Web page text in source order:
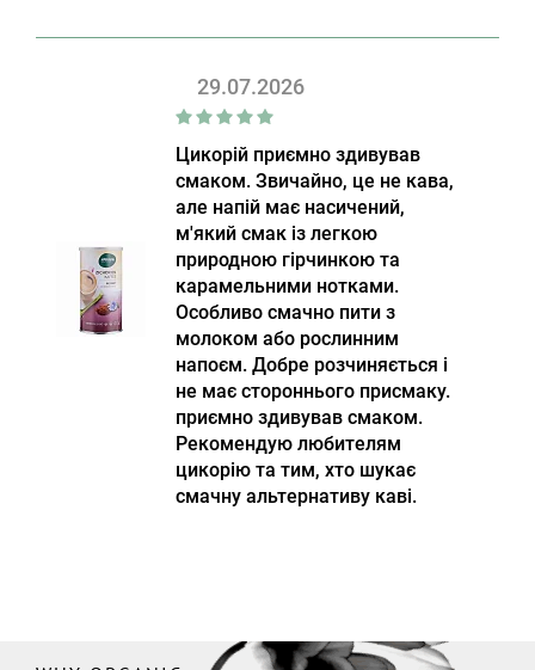
29.07.2026
Цикорій приємно здивував
смаком. Звичайно, це не кава,
але напій має насичений,
м'який смак із легкою
природною гірчинкою та
карамельними нотками.
Особливо смачно пити з
молоком або рослинним
напоєм. Добре розчиняється і
не має стороннього присмаку.
приємно здивував смаком.
Рекомендую любителям
цикорію та тим, хто шукає
смачну альтернативу каві.